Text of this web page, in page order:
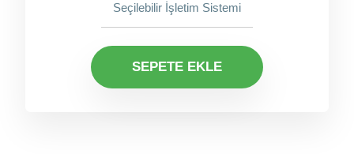
Seçilebilir İşletim Sistemi
SEPETE EKLE